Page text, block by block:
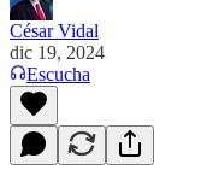
César Vidal
dic 19, 2024
Escucha